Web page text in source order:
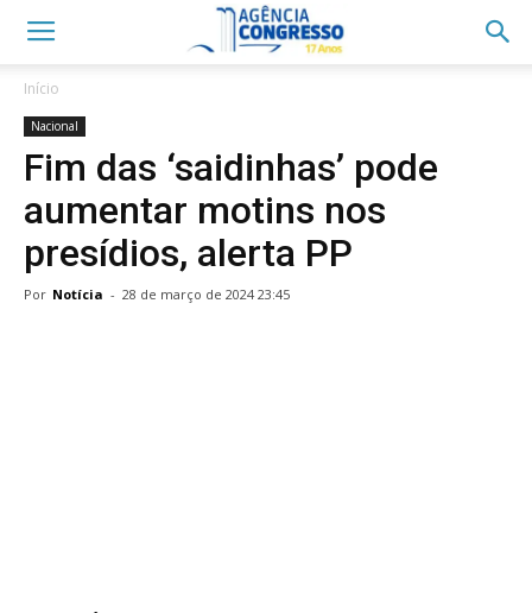
Início
Nacional
Fim das ‘saidinhas’ pode
aumentar motins nos
presídios, alerta PP
Por Notícia - 28 de março de 2024 23:45